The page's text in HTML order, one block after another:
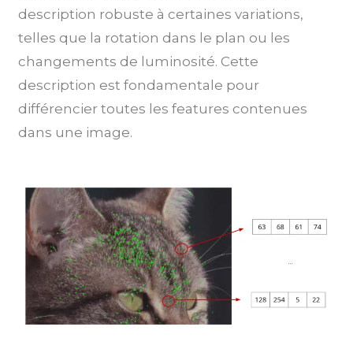
description robuste à certaines variations,
telles que la rotation dans le plan ou les
changements de luminosité. Cette
description est fondamentale pour
différencier toutes les features contenues
dans une image.